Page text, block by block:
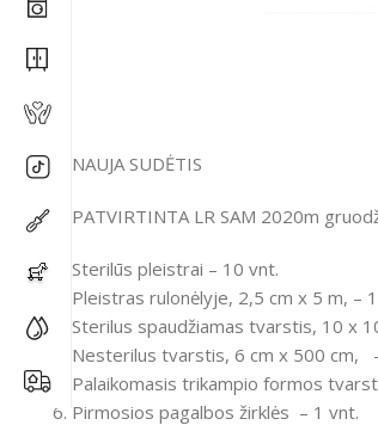
NAUJA SUDĖTIS
PATVIRTINTA LR SAM 2020m
Sterilūs pleistrai – 10 vnt.
Pleistras rulonėlyje, 2,5 cm x 5 m, –
Sterilus spaudžiamas tvarstis, 10 x
Nesterilus tvarstis, 6 cm x 500 cm,
Palaikomasis trikampio formos
Pirmosios pagalbos žirklės – 1 vnt.